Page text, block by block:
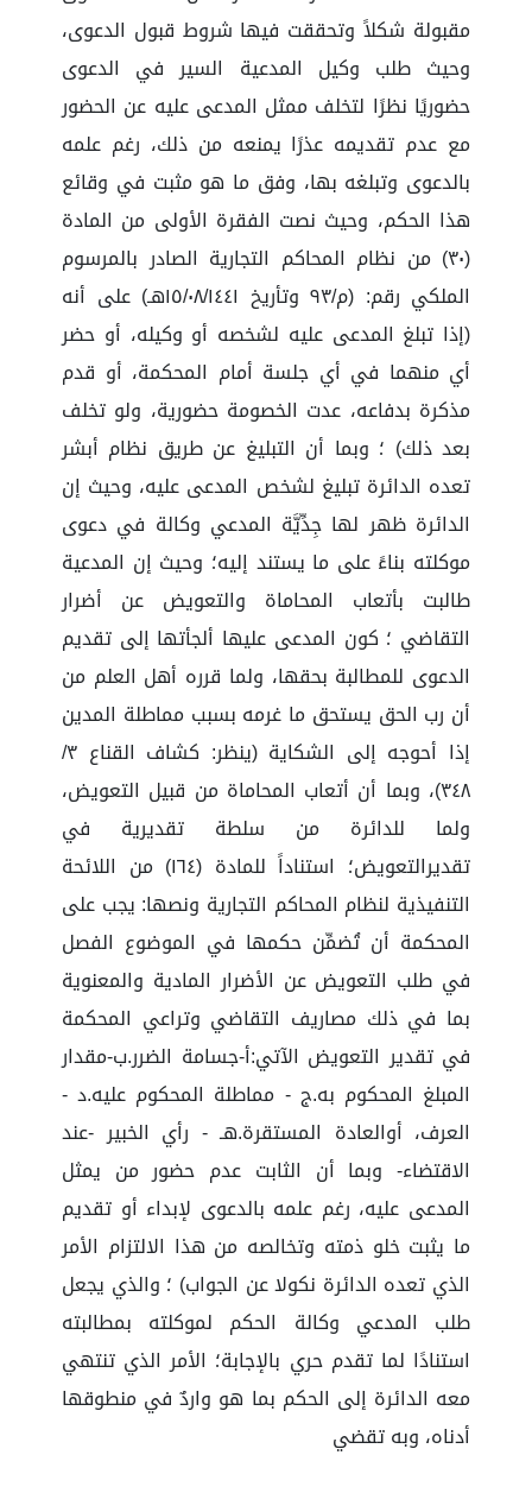
مقبولة شكلاً وتحققت فيها شروط قبول الدعوى،
وحيث طلب وكيل المدعية السير في الدعوى
حضوريًا نظرًا لتخلف ممثل المدعى عليه عن الحضور
مع عدم تقديمه عذرًا يمنعه من ذلك، رغم علمه
بالدعوى وتبلغه بها، وفق ما هو مثبت في وقائع
هذا الحكم، وحيث نصت الفقرة الأولى من المادة
(٣٠) من نظام المحاكم التجارية الصادر بالمرسوم
الملكي رقم: (م/٩٣ وتأريخ ١٥/٠٨/١٤٤١هـ) على أنه
(إذا تبلغ المدعى عليه لشخصه أو وكيله، أو حضر
أي منهما في أي جلسة أمام المحكمة، أو قدم
مذكرة بدفاعه، عدت الخصومة حضورية، ولو تخلف
بعد ذلك) ؛ وبما أن التبليغ عن طريق نظام أبشر
تعده الدائرة تبليغ لشخص المدعى عليه، وحيث إن
الدائرة ظهر لها جِدِّيَّة المدعي وكالة في دعوى
موكلته بناءً على ما يستند إليه؛ وحيث إن المدعية
طالبت بأتعاب المحاماة والتعويض عن أضرار
التقاضي ؛ كون المدعى عليها ألجأتها إلى تقديم
الدعوى للمطالبة بحقها، ولما قرره أهل العلم من
أن رب الحق يستحق ما غرمه بسبب مماطلة المدين
إذا أحوجه إلى الشكاية (ينظر: كشاف القناع ٣/
٣٤٨)، وبما أن أتعاب المحاماة من قبيل التعويض،
ولما للدائرة من سلطة تقديرية في
تقديرالتعويض؛ استناداً للمادة (١٦٤) من اللائحة
التنفيذية لنظام المحاكم التجارية ونصها: يجب على
المحكمة أن تُضمِّن حكمها في الموضوع الفصل
في طلب التعويض عن الأضرار المادية والمعنوية
بما في ذلك مصاريف التقاضي وتراعي المحكمة
في تقدير التعويض الآتي:أ‌-جسامة الضرر.ب‌-مقدار
المبلغ المحكوم به.ج - مماطلة المحكوم عليه.د -
العرف، أوالعادة المستقرة.هـ - رأي الخبير -عند
الاقتضاء- وبما أن الثابت عدم حضور من يمثل
المدعى عليه، رغم علمه بالدعوى لإبداء أو تقديم
ما يثبت خلو ذمته وتخالصه من هذا الالتزام الأمر
الذي تعده الدائرة نكولا عن الجواب) ؛ والذي يجعل
طلب المدعي وكالة الحكم لموكلته بمطالبته
استنادًا لما تقدم حري بالإجابة؛ الأمر الذي تنتهي
معه الدائرة إلى الحكم بما هو واردٌ في منطوقها
أدناه، وبه تقضي